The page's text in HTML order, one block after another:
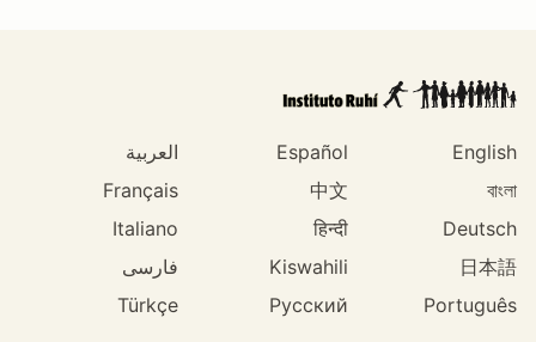
English
Español
العربية
বাংলা
中文
Français
Deutsch
हिन्दी
Italiano
日本語
Kiswahili
فارسی
Português
Русский
Türkçe